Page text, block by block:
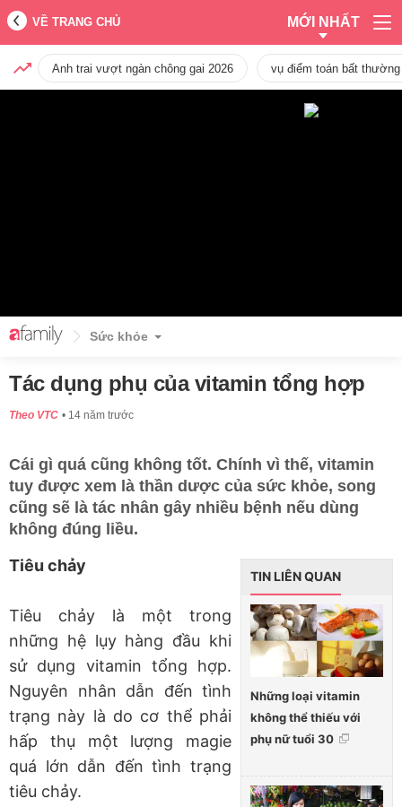
VỀ TRANG CHỦ MỚI NHẤT
Anh trai vượt ngàn chông gai 2026 vụ điểm toán bất
Sức khỏe
Tác dụng phụ của vitamin tổng hợp
Theo VTC 14 năm trước
Cái gì quá cũng không tốt. Chính vì thế, vitamin
tuy được xem là thần dược của sức khỏe, song
cũng sẽ là tác nhân gây nhiều bệnh nếu dùng
không đúng liều.
TIN LIÊN QUAN
Những loại vitamin
không thể thiếu với
phụ nữ tuổi 30
Tiêu chảy
Tiêu chảy là một trong
những hệ lụy hàng đầu khi
sử dụng vitamin tổng hợp.
Nguyên nhân dẫn đến tình
trạng này là do cơ thể phải
hấp thụ một lượng magie
quá lớn dẫn đến tình trạng
tiêu chảy.